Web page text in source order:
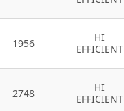
1956
HI
EFFICIENT
2748
HI
EFFICIENT